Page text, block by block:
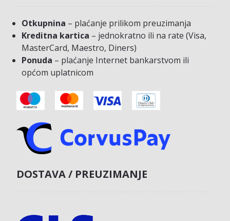
Otkupnina – plaćanje prilikom preuzimanja
Kreditna kartica – jednokratno ili na rate (Visa,
MasterCard, Maestro, Diners)
Ponuda – plaćanje Internet bankarstvom ili
općom uplatnicom
DOSTAVA / PREUZIMANJE